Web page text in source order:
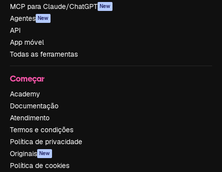
MCP para Claude/ChatGPT New
Agentes New
API
App móvel
Todas as ferramentas
Começar
Academy
Documentação
Atendimento
Termos e condições
Política de privacidade
Originais New
Política de cookies